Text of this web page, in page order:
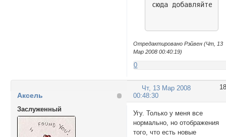
сюда добавляйте
Отредактировано Рэйвен (Чт, 13
Мар 2008 00:40:19)
0
18
Чт, 13 Мар 2008
00:48:30
Аксель
Заслуженный
Угу. Только у меня все
нормально, но отображения
того, что есть новые